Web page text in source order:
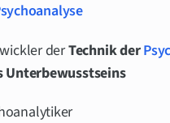
derTechnik der
Unterbewusstseins